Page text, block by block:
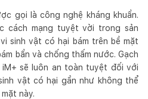
gọi là công nghệ kháng khuẩn.
cách mạng tuyệt vời trong sản
sinh vật có hại bám trên bề mặt
bẩn và chống thấm nước. Gạch
sẽ luôn an toàn tuyệt đối với
vật có hại gần như không thể
này.